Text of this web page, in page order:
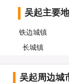
吴起主要
铁边城镇
长城镇
吴起周边城